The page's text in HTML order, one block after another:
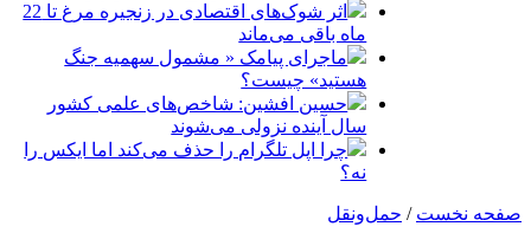
اثر شوک‌های اقتصادی در زنجیره مرغ تا 22
ماه باقی می‌ماند
ماجرای پیامک « مشمول سهمیه جنگ
هستید» چیست؟
حسین افشین: شاخص‌های علمی کشور
سال آینده نزولی می‌شوند
چرا اپل تلگرام را حذف می‌کند اما ایکس را
نه؟
صفحه نخست / حمل‌و‌نقل